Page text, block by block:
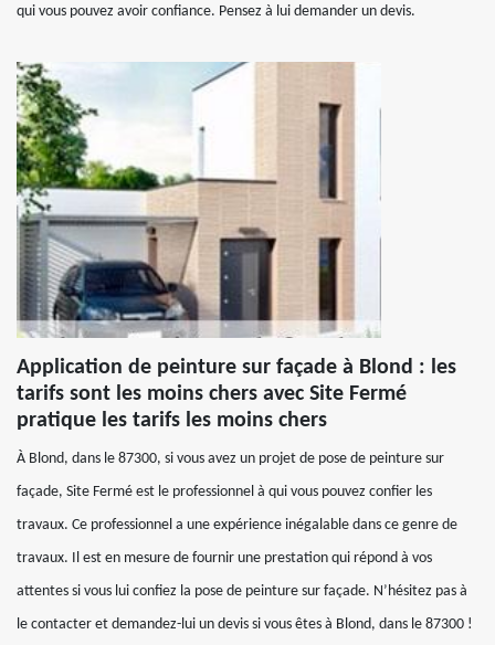
qui vous pouvez avoir confiance. Pensez à lui demander un devis.
Application de peinture sur façade à Blond : les
tarifs sont les moins chers avec Site Fermé
pratique les tarifs les moins chers
À Blond, dans le 87300, si vous avez un projet de pose de peinture sur
façade, Site Fermé est le professionnel à qui vous pouvez confier les
travaux. Ce professionnel a une expérience inégalable dans ce genre de
travaux. Il est en mesure de fournir une prestation qui répond à vos
attentes si vous lui confiez la pose de peinture sur façade. N’hésitez pas à
le contacter et demandez-lui un devis si vous êtes à Blond, dans le 87300 !